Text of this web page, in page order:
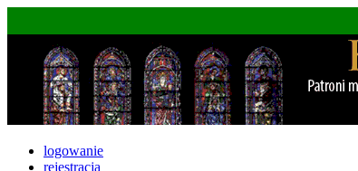
logowanie
rejestracja